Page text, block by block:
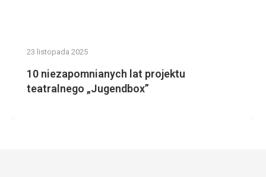
23 listopada 2025
10 niezapomnianych lat projektu
teatralnego „Jugendbox”